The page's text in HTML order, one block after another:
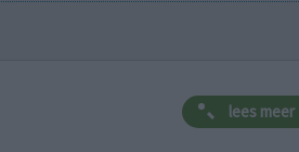
lees meer